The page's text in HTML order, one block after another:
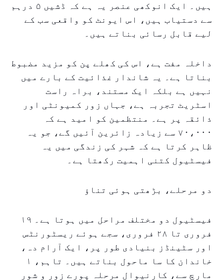
ہیں۔ ایک انوکھی عنصر یہ ہے کہ ڈشیں ۵ درہم
سے دستیاب ہیں، اس ایونٹ کو واقعی سب کے
لیے قابل رسائی بناتے ہیں۔
داخلہ مفت ہے، اس کی کھلے پن کو مزید مضبوط
بناتا ہے۔ یہ شاندار غذائیت کے بارے میں
نہیں ہے بلکہ ایک مستند، براہ راست
اسٹریٹ تجربہ ہے، جہاں زور کمیونٹی اور
ذائقہ پر ہے۔ منتظمین کو امید ہے کہ
۷۰،۰۰۰ سے زیادہ زائرین آئیں گے، جو یہ
ظاہر کرتا ہے کہ شہر کی زندگی میں یہ
فیسٹیول کتنی اہمیت رکھتا ہے۔
دو مرحلے، بڑھتی ہوئی تناؤ
فیسٹیول دو مختلف مراحل میں ہوتا ہے۔ ۱۹
فروری تا ۲۸ فروری، سجے ہوئے ریسٹورنٹس
اور سٹینڈز بنیادی طور پر، ایک آرام دہ،
خاندان کا سا ماحول بناتے ہیں۔ تاہم، ۱
مارچ سے، کارنیوال مرحلہ پورے زور و شور